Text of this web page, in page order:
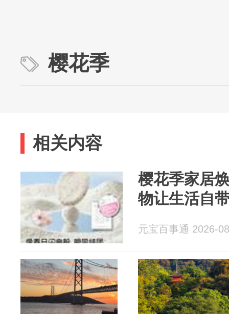
樱花季
相关内容
樱花季家居
物让生活自
元宝百事通 2026-